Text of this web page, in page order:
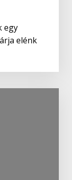
egy
elénk